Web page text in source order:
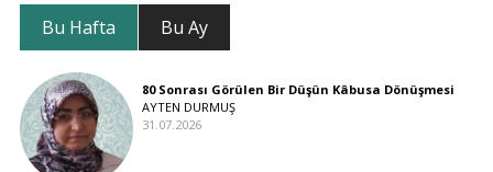
Bu Hafta Bu Ay
80 Sonrası Görülen Bir Düşün Kâbusa Dönüşmesi
AYTEN DURMUŞ
31.07.2026